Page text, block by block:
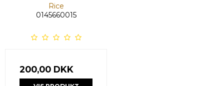
Rice
0145660015
200,00 DKK